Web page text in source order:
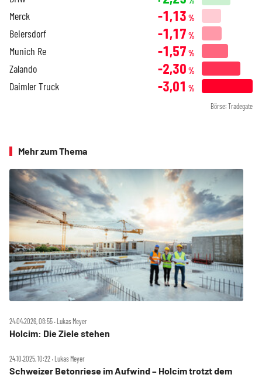
Merck -1,13 %
Beiersdorf -1,17 %
Munich Re -1,57 %
Zalando -2,30 %
Daimler Truck -3,01 %
Börse: Tradegate
Mehr zum Thema
24.04.2026, 08:55 ‧ Lukas Meyer
Holcim: Die Ziele stehen
24.10.2025, 10:22 ‧ Lukas Meyer
Schweizer Betonriese im Aufwind – Holcim trotzt dem